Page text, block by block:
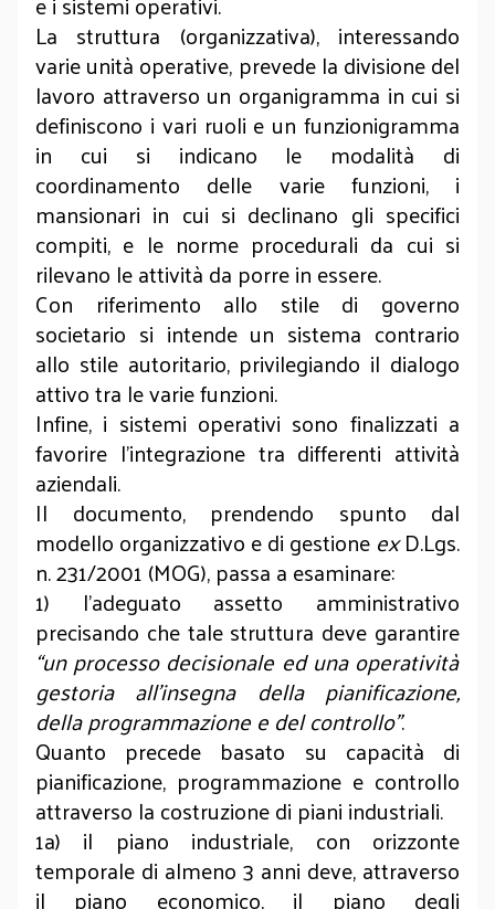
La struttura (organizzativa), interessando
varie unità operative, prevede la divisione del
lavoro attraverso un organigramma in cui si
definiscono i vari ruoli e un funzionigramma
in cui si indicano le modalità di
coordinamento delle varie funzioni, i
mansionari in cui si declinano gli specifici
compiti, e le norme procedurali da cui si
rilevano le attività da porre in essere.
Con riferimento allo stile di governo
societario si intende un sistema contrario
allo stile autoritario, privilegiando il dialogo
attivo tra le varie funzioni.
Infine, i sistemi operativi sono finalizzati a
favorire l’integrazione tra differenti attività
aziendali.
Il documento, prendendo spunto dal
modello organizzativo e di gestioneexD.Lgs.
n. 231/2001 (MOG), passa a esaminare:
1) l’adeguato assetto amministrativo
precisando che tale struttura deve garantire
“un processo decisionale ed una operatività
gestoria all’insegna della pianificazione,
della programmazione e del controllo”.
Quanto precede basato su capacità di
pianificazione, programmazione e controllo
attraverso la costruzione di piani industriali.
1a) il piano industriale, con orizzonte
temporale di almeno 3 anni deve, attraverso
il piano economico, il piano degli